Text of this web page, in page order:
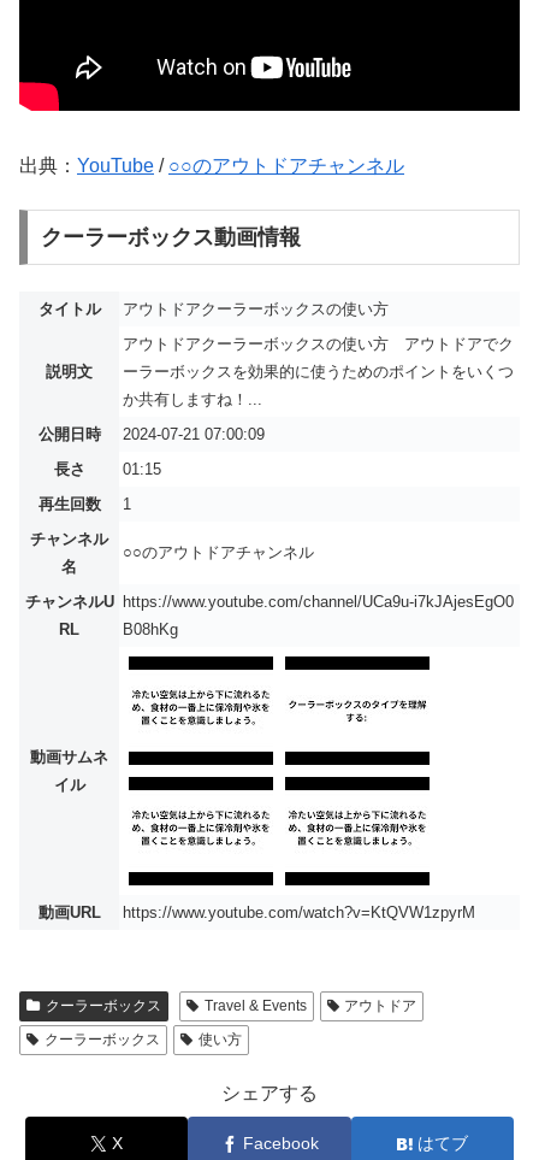
出典： YouTube / ○○のアウトドアチャンネル
クーラーボックス動画情報
タイトル アウトドアクーラーボックスの使い方
説明文
アウトドアクーラーボックスの使い方 アウトドアでク
ーラーボックスを効果的に使うためのポイントをいくつ
か共有しますね！...
公開日時
2024-07-21 07:00:09
長さ
01:15
再生回数
1
チャンネル
名
○○のアウトドアチャンネル
チャンネルU
RL
https://www.youtube.com/channel/UCa9u-i7kJAjesEgO0
B08hKg
動画サムネ
イル
動画URL https://www.youtube.com/watch?v=KtQVW1zpyrM
クーラーボックス Travel & Events
アウトドア
クーラーボックス
使い方
シェアする
X Facebook はてブ